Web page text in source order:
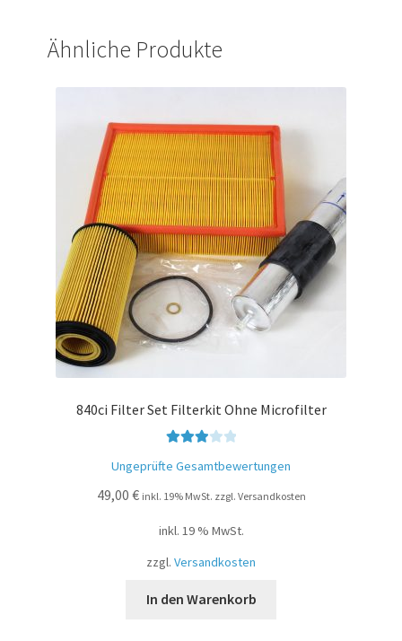
Ähnliche Produkte
840ci Filter Set Filterkit Ohne Microfilter
t mit
3.00
Ungeprüfte Gesamtbewertungen
49,00 € inkl. 19% MwSt. zzgl. Versandkosten
inkl. 19 % MwSt.
zzgl. Versandkosten
In den Warenkorb